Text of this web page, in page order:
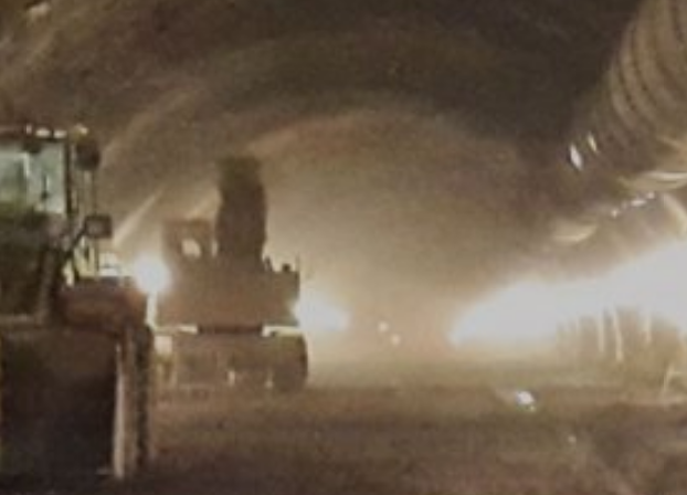
l'activité du site Web et l'utilisation d'Internet pour l'exploitant du site Web. L'adresse IP
Analytics ne sera pas fusionnée avec d'autres données détenues par Google.
l'enregistrement de ces cookies en sélectionnant les paramètres appropriés de votre
pourrait vous empêcher de profiter de toutes les fonctionnalités de ce site web. Vous
données générées par les cookies concernant votre utilisation du site (y compris votre adresse
et en installant le plugin de votre navigateur disponible sur le lien suivant :
dlpage/gaoptout?hl=en
de données
la collecte de vos données par Google Analytics en cliquant sur le lien suivant. Un
de vos données lors de vos prochaines visites sur ce site :
Analytics
sur la manière dont Google Analytics traite les données des utilisateurs, voir la
analytics/answer/6004245?hl=en
des données
un accord avec Google pour l'externalisation de notre traitement de données et nous
allemandes de protection des données lors de l'utilisation de Google Analytics.
votre CV
totale du fichier: